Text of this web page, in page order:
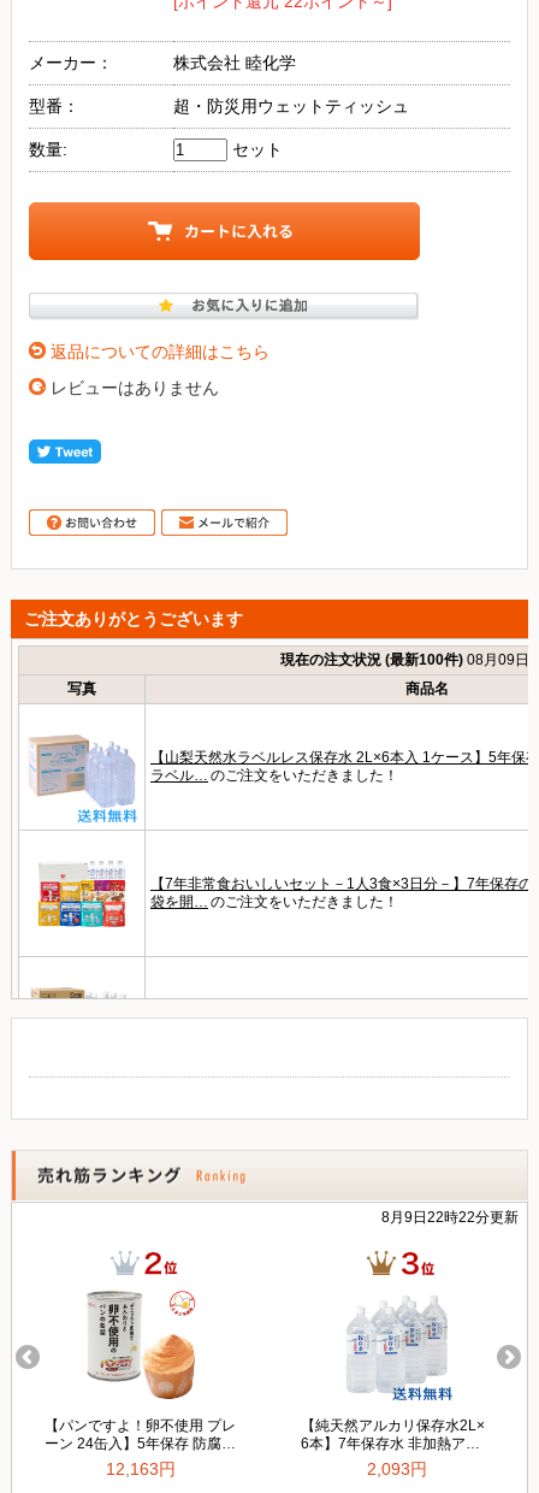
メーカー： 株式会社 睦化学
型番： 超・防災用ウェットティッシュ
数量: セット
返品についての詳細はこちら
レビューはありません
ご注文ありがとうございます